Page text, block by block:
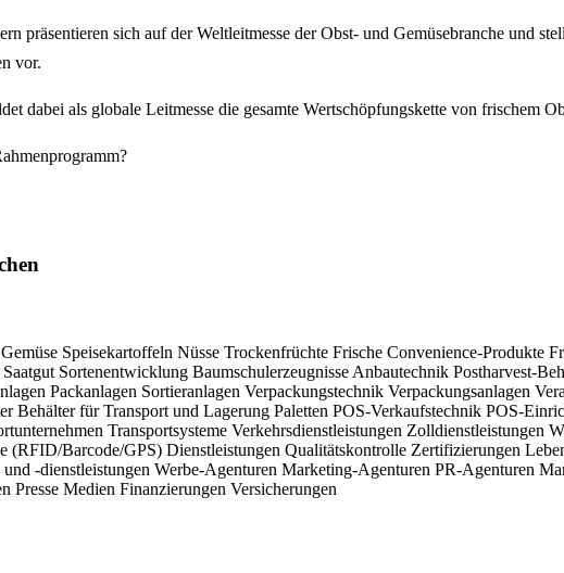
präsentieren sich auf der Weltleitmesse der Obst- und Gemüsebranche und
vor.
als globale Leitmesse die gesamte Wertschöpfungskette von frischem
der FRUIT LOGISTICA in Berlin werden zudem innovative Lösungen und
Impulse für alle, die ihr Geschäft intensivieren, diversifizieren oder einfach
Speisekartoffeln Nüsse Trockenfrüchte Frische Convenience-Produkte
Saatgut Sortenentwicklung Baumschulerzeugnisse Anbautechnik Postharvest-
Packanlagen Sortieranlagen Verpackungstechnik Verpackungsanlagen
Behälter für Transport und Lagerung Paletten POS-Verkaufstechnik POS-
Transportsysteme Verkehrsdienstleistungen Zolldienstleistungen
(RFID/Barcode/GPS) Dienstleistungen Qualitätskontrolle Zertifizierungen
-dienstleistungen Werbe-Agenturen Marketing-Agenturen PR-Agenturen
Presse Medien Finanzierungen Versicherungen